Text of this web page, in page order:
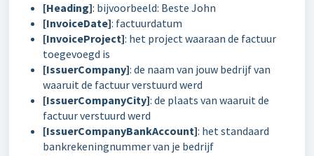
[Heading]: bijvoorbeeld: Beste John
[InvoiceDate]: factuurdatum
[InvoiceProject]: het project waaraan de factuur
toegevoegd is
[IssuerCompany]: de naam van jouw bedrijf van
waaruit de factuur verstuurd werd
[IssuerCompanyCity]: de plaats van waaruit de
factuur verstuurd werd
[IssuerCompanyBankAccount]: het standaard
bankrekeningnummer van je bedrijf